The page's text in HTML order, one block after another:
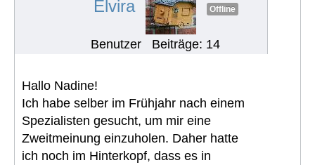
Elvira Offline
Benutzer Beiträge: 14
Hallo Nadine!
Ich habe selber im Frühjahr nach einem
Spezialisten gesucht, um mir eine
Zweitmeinung einzuholen. Daher hatte
ich noch im Hinterkopf, dass es in